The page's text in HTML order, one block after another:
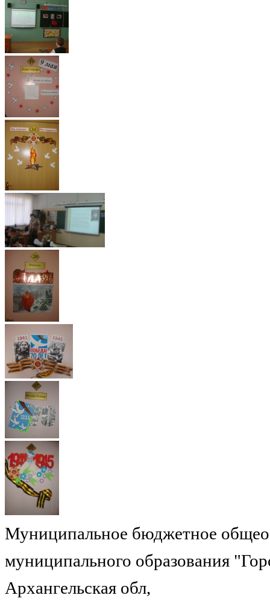
Муниципальное бюджетное
муниципального образования
Архангельская обл,